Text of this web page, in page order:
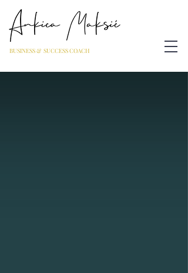
BUSINESS & SUCCESS COACH